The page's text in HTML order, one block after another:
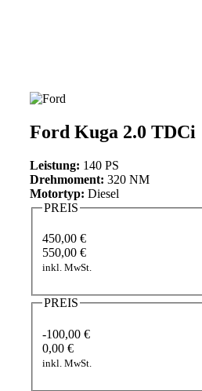
Ford Kuga 2.0 TDCi
Leistung: 140 PS
Drehmoment: 320 NM
Motortyp: Diesel
PREIS
450,00 €
550,00 €
inkl. MwSt.
PREIS
-100,00 €
0,00 €
inkl. MwSt.